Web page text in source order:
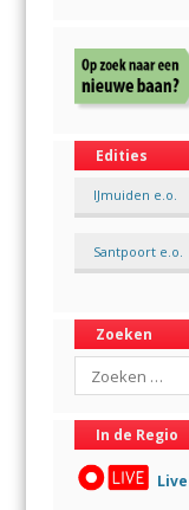
Edities
IJmuiden e.o.
Santpoort e.o.
Zoeken
Search
In de Regio
Live